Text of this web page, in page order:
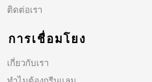
ติดต่อเรา
การเชื่อมโยง
เกี่ยวกับเรา